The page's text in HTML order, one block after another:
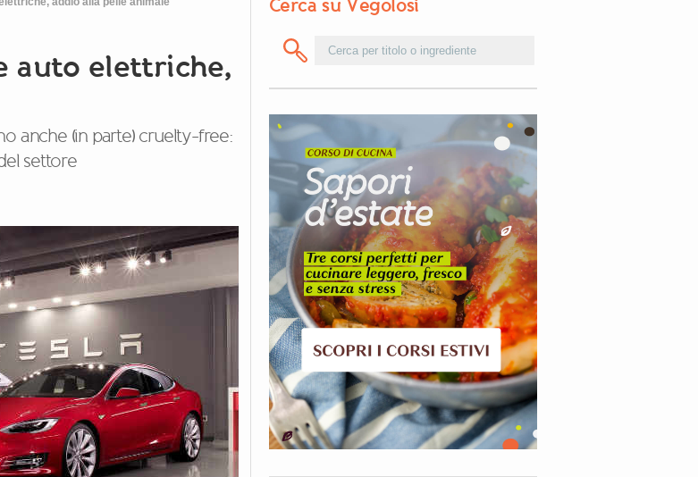
auto elettriche,
anche (in parte) cruelty-free:
settore
Cerca su Vegolosi